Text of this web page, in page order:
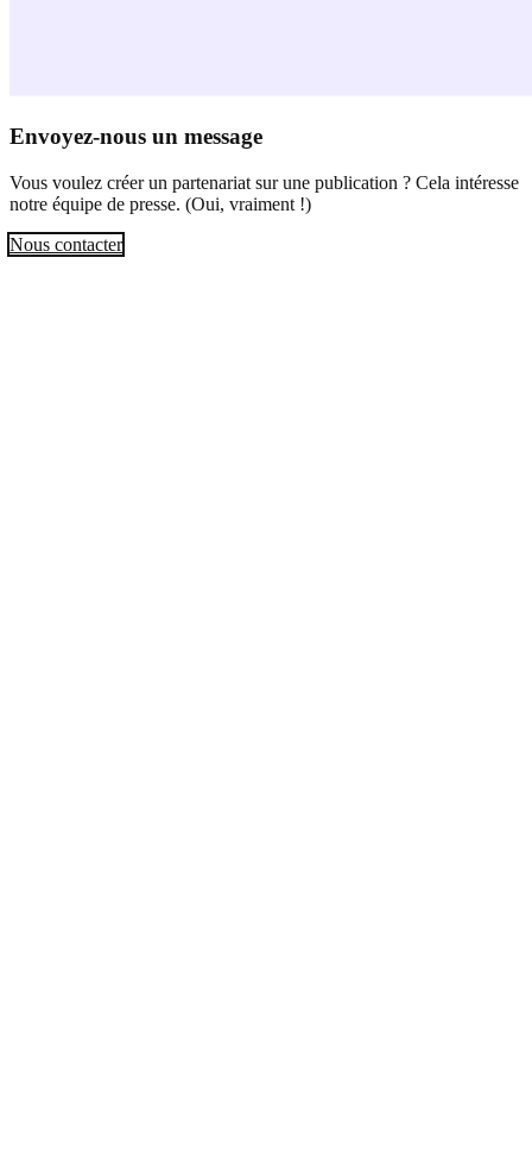
Envoyez-nous un message
Vous voulez créer un partenariat sur une publication ? Cela intéresse
notre équipe de presse. (Oui, vraiment !)
Nous contacter